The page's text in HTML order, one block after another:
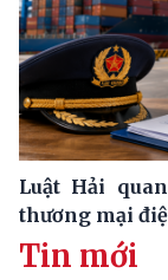
Luật Hải
thương mại
Tin mới